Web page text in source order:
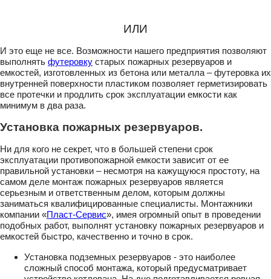
ИЛИ
И это еще не все. Возможности нашего предприятия позволяют
выполнять футеровку старых пожарных резервуаров и
емкостей, изготовленных из бетона или металла – футеровка их
внутренней поверхности пластиком позволяет герметизировать
все протечки и продлить срок эксплуатации емкости как
минимум в два раза.
Установка пожарных резервуаров.
Ни для кого не секрет, что в большей степени срок
эксплуатации противопожарной емкости зависит от ее
правильной установки – несмотря на кажущуюся простоту, на
самом деле монтаж пожарных резервуаров является
серьезным и ответственным делом, которым должны
заниматься квалифицированные специалисты. Монтажники
компании «Пласт-Сервис», имея огромный опыт в проведении
подобных работ, выполнят установку пожарных резервуаров и
емкостей быстро, качественно и точно в срок.
Установка подземных резервуаров - это наиболее
сложный способ монтажа, который предусматривает